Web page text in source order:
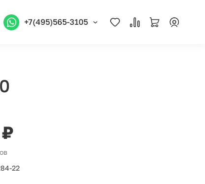
+7(495)565-3105
22